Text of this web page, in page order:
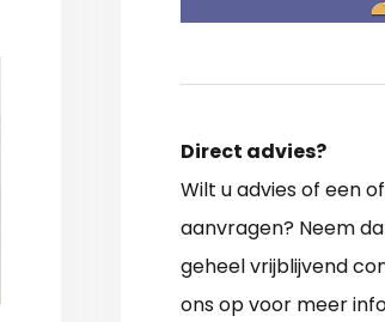
Direct advies?
Wilt u advies of een
aanvragen? Neem
geheel vrijblijvend
ons op voor meer